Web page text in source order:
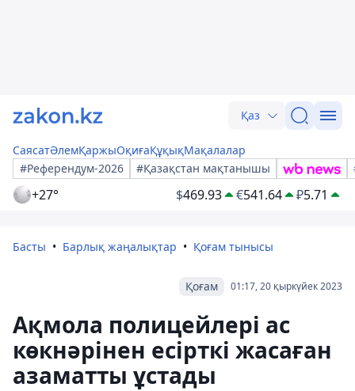
Қаз
СаясатӘлемҚаржыОқиғаҚұқықМақалалар
#Референдум-2026
#Қазақстан мақтанышы
+27° $469.93 €541.64 ₽5.71
Басты Барлық жаңалықтар Қоғам тынысы
01:17, 20 қыркүйек 2023
Қоғам
Ақмола полицейлері ас
көкнәрінен есірткі жасаған
азаматты ұстады